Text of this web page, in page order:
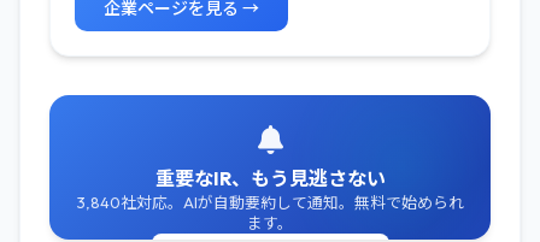
企業ページを見る →
重要なIR、もう見逃さない
3,840社対応。AIが自動要約して通知。無料で始められ
ます。